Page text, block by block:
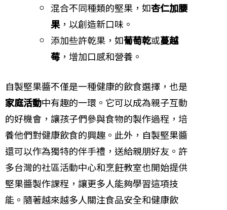
混合不同種類的堅果，如杏仁加腰
果 ，以創造新口味。
添加些許乾果，如葡萄乾或蔓越
莓 ，增加口感和營養。
自製堅果醬不僅是一種健康的飲食選擇，也是
家庭活動中有趣的一環。它可以成為親子互動
的好機會，讓孩子們參與食物的製作過程，培
養他們對健康飲食的興趣。此外，自製堅果醬
還可以作為獨特的伴手禮，送給親朋好友。許
多台灣的社區活動中心和烹飪教室也開始提供
堅果醬製作課程，讓更多人能夠學習這項技
能。隨著越來越多人關注食品安全和健康飲